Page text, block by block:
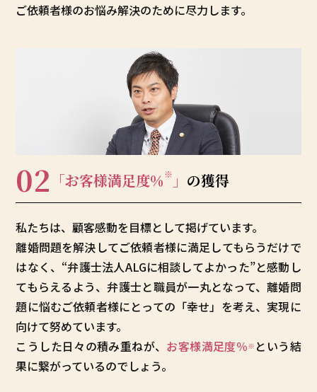
ご依頼者様のお悩み解決のために尽力します。
02 「お客様満足度％※ 」 の獲得
私たちは、顧客感動を目標として掲げています。
離婚問題を解決してご依頼者様に満足してもらうだけで
はなく、“弁護士法人ALGに相談してよかった”と感動し
てもらえるよう、弁護士と職員が一丸となって、離婚問
題に悩むご依頼者様にとっての「幸せ」を考え、実現に
向けて努めています。
こうした日々の積み重ねが、 お客様満足度％※ という結
果に繋がっているのでしょう。